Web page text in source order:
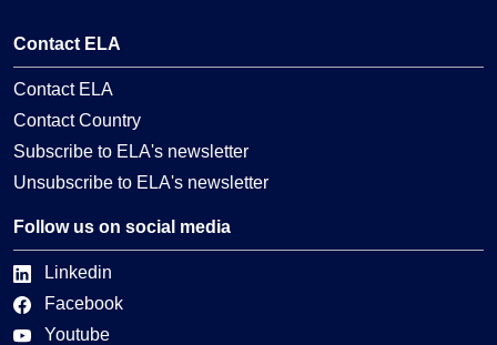
Contact ELA
Contact ELA
Contact Country
Subscribe to ELA's newsletter
Unsubscribe to ELA's newsletter
Follow us on social media
Linkedin
Facebook
Youtube